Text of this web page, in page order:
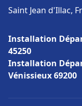
Saint Jean d'Illac,
Installation
45250
Installation
Vénissieux 69200